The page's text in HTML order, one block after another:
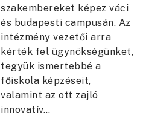
szakembereket képez váci
és budapesti campusán. Az
intézmény vezetői arra
kérték fel ügynökségünket,
tegyük ismertebbé a
főiskola képzéseit,
valamint az ott zajló
innovatív…